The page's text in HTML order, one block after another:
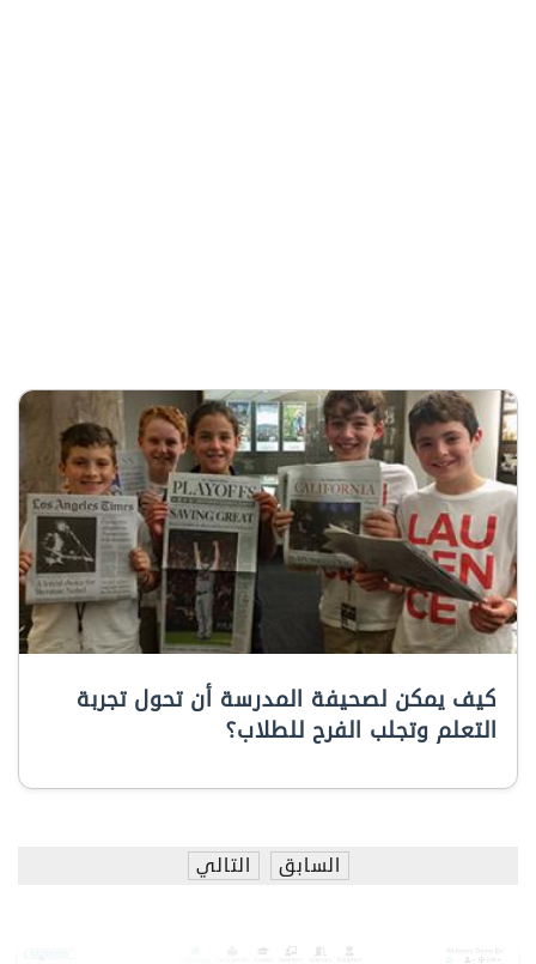
كيف يمكن لصحيفة المدرسة أن تحول تجربة
التعلم وتجلب الفرح للطلاب؟
السابق التالي